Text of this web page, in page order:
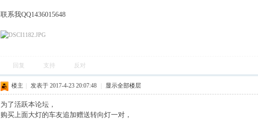
联系我QQ1436015648
回复 支持 反对
楼主 发表于 2017-4-23 20:07:48 显示全部楼层
为了活跃本论坛，
购买上面大灯的车友追加赠送转向灯一对，